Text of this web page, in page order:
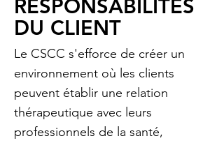
RESPONSABILITÉS
DU CLIENT
Le CSCC s'efforce de créer un
environnement où les clients
peuvent établir une relation
thérapeutique avec leurs
professionnels de la santé,